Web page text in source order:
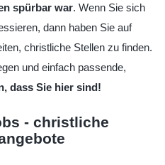
spürbar war. Wenn Sie sich
dann haben Sie auf
christliche Stellen zu finden.
und einfach passende,
dass Sie hier sind!
- christliche